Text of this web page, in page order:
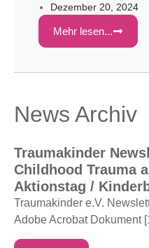
Traumakinder-
traumatisierte
und Experten aus
mögliche Folgen
Traumakinder […]
Dezember 20, 2024
Mehr lesen...
News Archiv
Traumakinder
Childhood Trauma
Aktionstag /
Traumakinder e.V.
Adobe Acrobat Dokument